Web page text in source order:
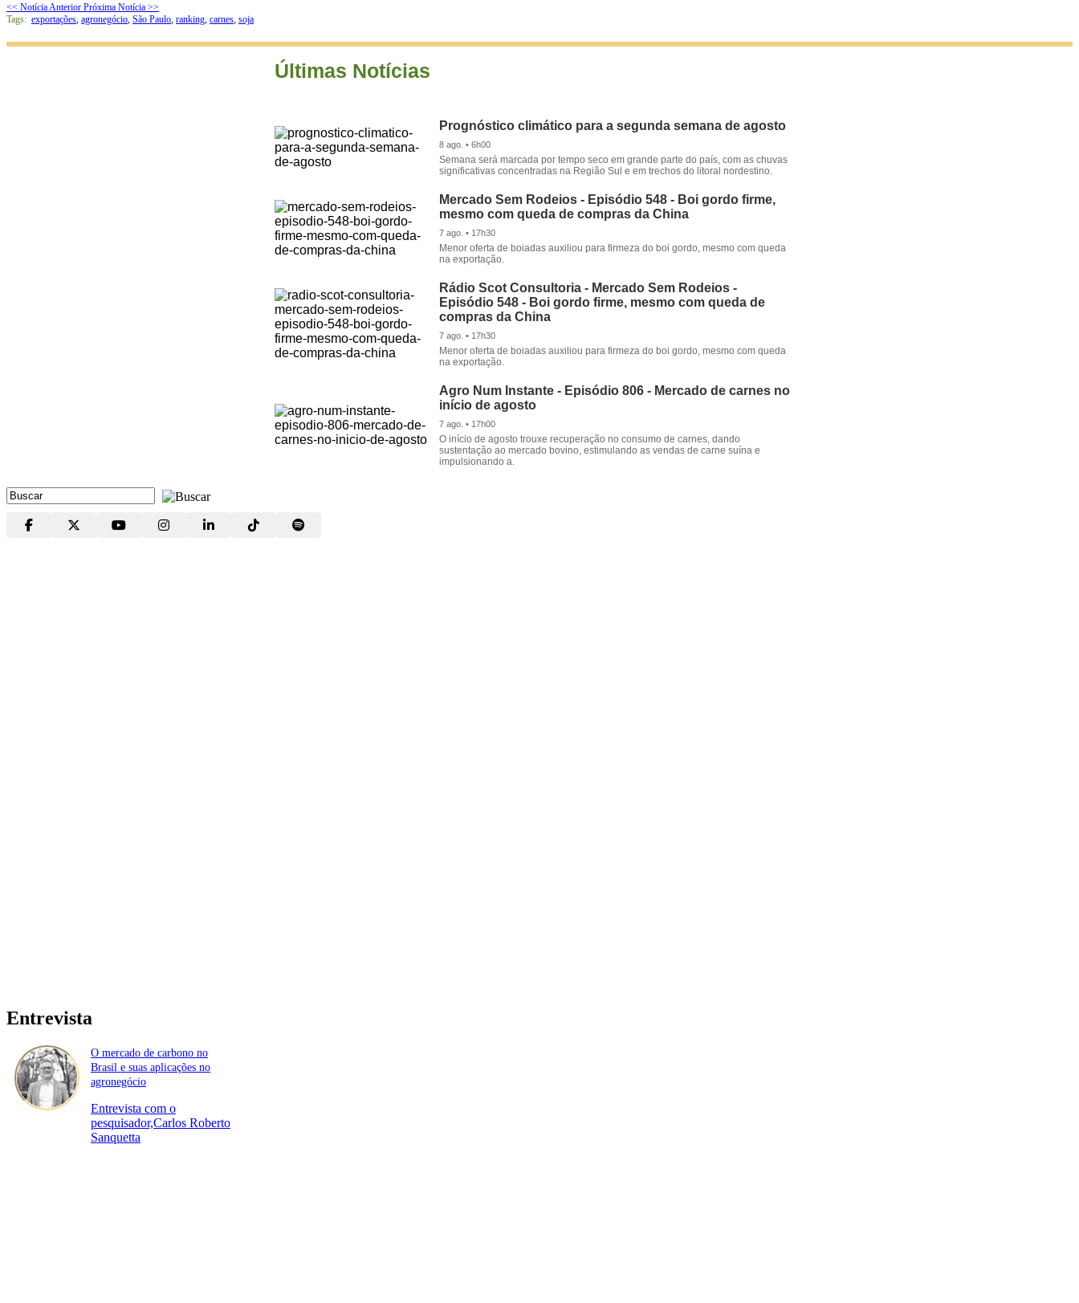
<< Notícia Anterior Próxima Notícia >>
Tags: exportações, agronegócio, São Paulo, ranking, carnes, soja
Últimas Notícias
Prognóstico climático para a segunda semana de agosto
8 ago. • 6h00
Semana será marcada por tempo seco em grande parte do país, com as chuvas
significativas concentradas na Região Sul e em trechos do litoral nordestino.
Mercado Sem Rodeios - Episódio 548 - Boi gordo firme,
mesmo com queda de compras da China
7 ago. • 17h30
Menor oferta de boiadas auxiliou para firmeza do boi gordo, mesmo com queda
na exportação.
Rádio Scot Consultoria - Mercado Sem Rodeios -
Episódio 548 - Boi gordo firme, mesmo com queda de
compras da China
7 ago. • 17h30
Menor oferta de boiadas auxiliou para firmeza do boi gordo, mesmo com queda
na exportação.
Agro Num Instante - Episódio 806 - Mercado de carnes no
início de agosto
7 ago. • 17h00
O início de agosto trouxe recuperação no consumo de carnes, dando
sustentação ao mercado bovino, estimulando as vendas de carne suína e
impulsionando a.
Entrevista
O mercado de carbono no
Brasil e suas aplicações no
agronegócio
Entrevista com o
pesquisador,Carlos Roberto
Sanquetta